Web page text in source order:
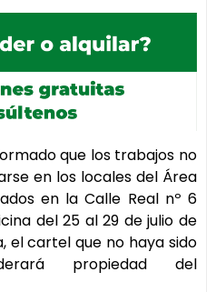
que los trabajos no
en los locales del Área
en la Calle Real nº 6
del 25 al 29 de julio de
el cartel que no haya sido
propiedad del